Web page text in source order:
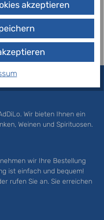
Mehr
Wir bieten Ihnen ein
Weinen und Spirituosen.
wir Ihre Bestellung
ist einfach und bequem!
rufen Sie an. Sie erreichen
akzeptieren